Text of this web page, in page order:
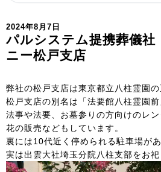
2024年8月7日
パルシステム提携葬儀
ニー松戸支店
弊社の松戸支店は東京都立八柱霊園の
松戸支店の別名は「法要館八柱霊園
法事や法要、お墓参りの方向けのレ
花の販売などもしています。
裏には10代近く停められる駐車場があ
実は出雲大社埼玉分院八柱支部をお祀